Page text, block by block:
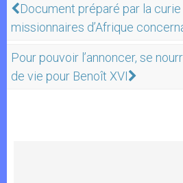
Document préparé par la
missionnaires d’Afrique
Pour pouvoir l’annoncer, se
de vie pour Benoît XVI